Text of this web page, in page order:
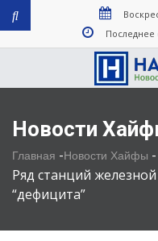
Последнее
Новости
Главная -Новости Хайфы -
Ряд станций
“дефицита”